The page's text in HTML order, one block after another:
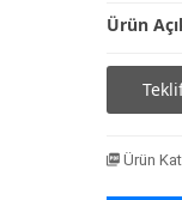
Ürün
Ürün